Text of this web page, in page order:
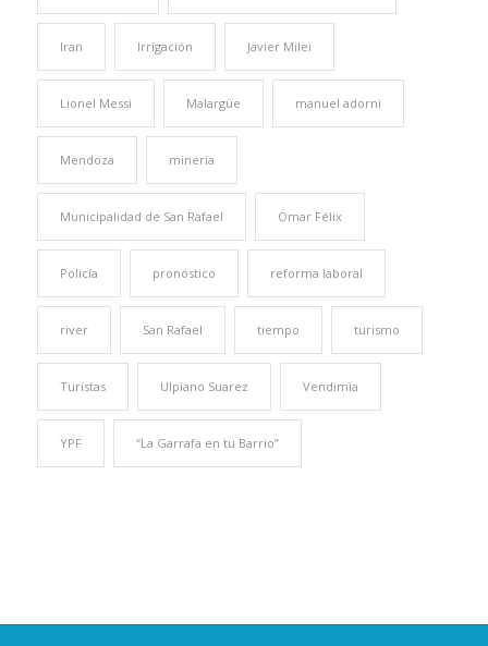
Iran Irrigación Javier Milei
Lionel Messi Malargüe manuel adorni
Mendoza minería
Municipalidad de San Rafael Omar Félix
Policía pronóstico reforma laboral
river San Rafael tiempo turismo
Turistas Ulpiano Suarez Vendimia
YPF “La Garrafa en tu Barrio”